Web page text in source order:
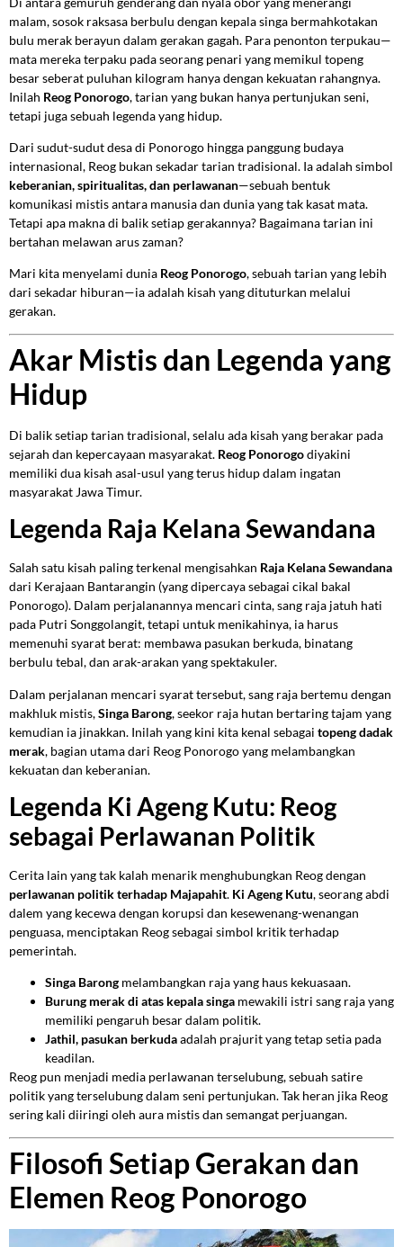
malam, sosok raksasa berbulu dengan kepala singa bermahkotakan
bulu merak berayun dalam gerakan gagah. Para penonton terpukau—
mata mereka terpaku pada seorang penari yang memikul topeng
besar seberat puluhan kilogram hanya dengan kekuatan rahangnya.
Inilah Reog Ponorogo, tarian yang bukan hanya pertunjukan seni,
tetapi juga sebuah legenda yang hidup.
Dari sudut-sudut desa di Ponorogo hingga panggung budaya
internasional, Reog bukan sekadar tarian tradisional. Ia adalah simbol
keberanian, spiritualitas, dan perlawanan—sebuah bentuk
komunikasi mistis antara manusia dan dunia yang tak kasat mata.
Tetapi apa makna di balik setiap gerakannya? Bagaimana tarian ini
bertahan melawan arus zaman?
Mari kita menyelami dunia Reog Ponorogo, sebuah tarian yang lebih
dari sekadar hiburan—ia adalah kisah yang dituturkan melalui
gerakan.
Akar Mistis dan Legenda yang
Hidup
Di balik setiap tarian tradisional, selalu ada kisah yang berakar pada
sejarah dan kepercayaan masyarakat. Reog Ponorogodiyakini
memiliki dua kisah asal-usul yang terus hidup dalam ingatan
masyarakat Jawa Timur.
Legenda Raja Kelana Sewandana
Salah satu kisah paling terkenal mengisahkan Raja Kelana Sewandana
dari Kerajaan Bantarangin (yang dipercaya sebagai cikal bakal
Ponorogo). Dalam perjalanannya mencari cinta, sang raja jatuh hati
pada Putri Songgolangit, tetapi untuk menikahinya, ia harus
memenuhi syarat berat: membawa pasukan berkuda, binatang
berbulu tebal, dan arak-arakan yang spektakuler.
Dalam perjalanan mencari syarat tersebut, sang raja bertemu dengan
makhluk mistis,Singa Barong, seekor raja hutan bertaring tajam yang
kemudian ia jinakkan. Inilah yang kini kita kenal sebagai topeng dadak
merak, bagian utama dari Reog Ponorogo yang melambangkan
kekuatan dan keberanian.
Legenda Ki Ageng Kutu: Reog
sebagai Perlawanan Politik
Cerita lain yang tak kalah menarik menghubungkan Reog dengan
perlawanan politik terhadap Majapahit. Ki Ageng Kutu, seorang abdi
dalem yang kecewa dengan korupsi dan kesewenang-wenangan
penguasa, menciptakan Reog sebagai simbol kritik terhadap
pemerintah.
Singa Barong melambangkan raja yang haus kekuasaan.
Burung merak di atas kepala singa mewakili istri sang raja yang
memiliki pengaruh besar dalam politik.
Jathil, pasukan berkudaadalah prajurit yang tetap setia pada
keadilan.
Reog pun menjadi media perlawanan terselubung, sebuah satire
politik yang terselubung dalam seni pertunjukan. Tak heran jika Reog
sering kali diiringi oleh aura mistis dan semangat perjuangan.
Filosofi Setiap Gerakan dan
Elemen Reog Ponorogo